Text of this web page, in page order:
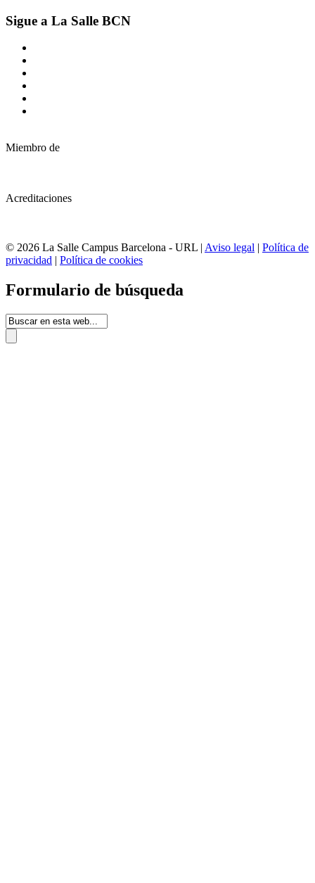
Sigue a La Salle BCN
Miembro de
Acreditaciones
© 2026 La Salle Campus Barcelona - URL | Aviso legal | Política de
privacidad | Política de cookies
Formulario de búsqueda